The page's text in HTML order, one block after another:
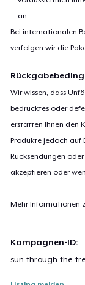
an.
Bei internationalen
verfolgen wir die
Wir wissen, dass
bedrucktes oder
erstatten Ihnen den
Produkte jedoch auf
Rücksendungen
akzeptieren oder
Mehr Informationen
Kampagnen-ID:
sun-through-the-